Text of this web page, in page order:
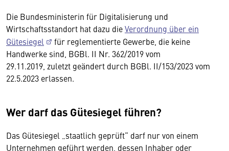
Die Bundesministerin für Digitalisierung und
Wirtschaftsstandort hat dazu dieVerordnung über ein
Gütesiegel
für reglementierte Gewerbe, die keine
Handwerke sind, BGBl. II Nr. 362/2019 vom
29.11.2019, zuletzt geändert durch BGBl. II/153/2023 vom
22.5.2023 erlassen.
Wer darf das Gütesiegel führen?
Das Gütesiegel „staatlich geprüft“ darf nur von einem
Unternehmen geführt werden, dessen Inhaber oder